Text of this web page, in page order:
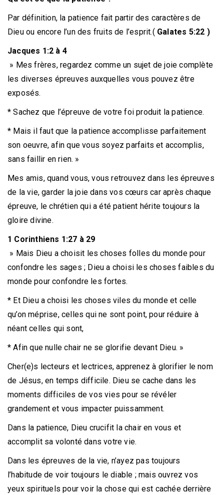
Par définition, la patience fait partir des caractères de
Dieu ou encore l’un des fruits de l’esprit.( Galates 5:22 )
Jacques 1:2 à 4
» Mes frères, regardez comme un sujet de joie complète
les diverses épreuves auxquelles vous pouvez être
exposés.
* Sachez que l’épreuve de votre foi produit la patience.
* Mais il faut que la patience accomplisse parfaitement
son oeuvre, afin que vous soyez parfaits et accomplis,
sans faillir en rien. »
Mes amis, quand vous, vous retrouvez dans les épreuves
de la vie, garder la joie dans vos cœurs car après chaque
épreuve, le chrétien qui a été patient hérite toujours la
gloire divine.
1 Corinthiens 1:27 à 29
» Mais Dieu a choisit les choses folles du monde pour
confondre les sages ; Dieu a choisi les choses faibles du
monde pour confondre les fortes.
* Et Dieu a choisi les choses viles du monde et celle
qu’on méprise, celles qui ne sont point, pour réduire à
néant celles qui sont,
* Afin que nulle chair ne se glorifie devant Dieu. »
Cher(e)s lecteurs et lectrices, apprenez à glorifier le nom
de Jésus, en temps difficile. Dieu se cache dans les
moments difficiles de vos vies pour se révéler
grandement et vous impacter puissamment.
Dans la patience, Dieu crucifit la chair en vous et
accomplit sa volonté dans votre vie.
Dans les épreuves de la vie, n’ayez pas toujours
l’habitude de voir toujours le diable ; mais ouvrez vos
yeux spirituels pour voir la chose qui est cachée derrière